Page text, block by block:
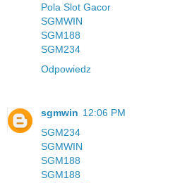
Pola Slot Gacor
SGMWIN
SGM188
SGM234
Odpowiedz
sgmwin 12:06 PM
SGM234
SGMWIN
SGM188
SGM188